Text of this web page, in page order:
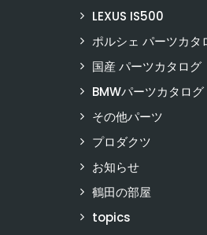
LEXUS IS500
ポルシェ パーツカタ
国産 パーツカタログ
BMWパーツカタログ
その他パーツ
プロダクツ
お知らせ
鶴田の部屋
topics